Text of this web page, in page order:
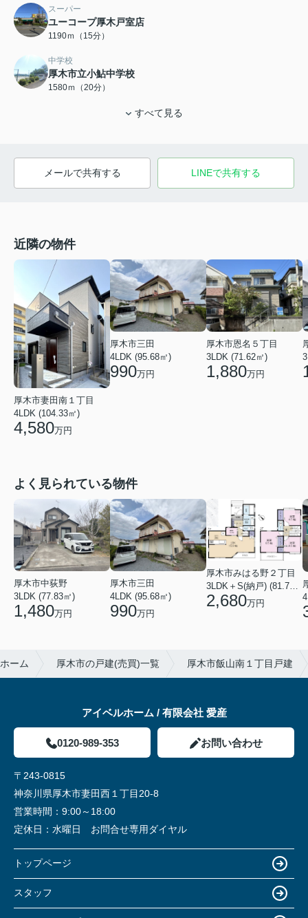
スーパー
ユーコープ厚木戸室店
1190ｍ（15分）
中学校
厚木市立小鮎中学校
1580ｍ（20分）
すべて見る
メールで共有する LINEで共有する
近隣の物件
厚木市妻田南１丁目
4LDK (104.33㎡)
4,580万円
厚木市三田
4LDK (95.68㎡)
990万円
厚木市恩名５丁目
3LDK (71.62㎡)
1,880万円
よく見られている物件
厚木市中荻野
3LDK (77.83㎡)
1,480万円
厚木市三田
4LDK (95.68㎡)
990万円
厚木市みはる野２丁目
3LDK＋S(納戸) (81.79㎡)
2,680万円
ーム 厚木市の戸建(売買)一覧 厚木市飯山南１丁目戸建
アイベルホーム / 有限会社 愛産
0120-989-353 お問い合わせ
〒243-0815
神奈川県厚木市妻田西１丁目20-8
営業時間： 9:00～18:00
定休日： 水曜日 お問合せ専用ダイヤル
トップページ
スタッフ